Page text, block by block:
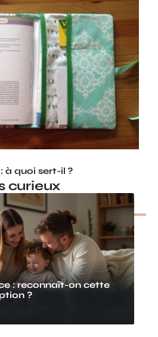
à quoi sert-il ?
curieux
: reconnaît-on cette
?